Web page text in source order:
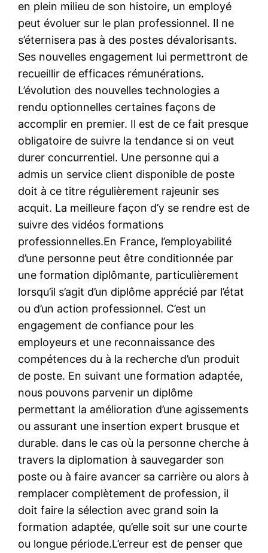
en plein milieu de son histoire, un employé
peut évoluer sur le plan professionnel. Il ne
s’éternisera pas à des postes dévalorisants.
Ses nouvelles engagement lui permettront de
recueillir de efficaces rémunérations.
L’évolution des nouvelles technologies a
rendu optionnelles certaines façons de
accomplir en premier. Il est de ce fait presque
obligatoire de suivre la tendance si on veut
durer concurrentiel. Une personne qui a
admis un service client disponible de poste
doit à ce titre régulièrement rajeunir ses
acquit. La meilleure façon d’y se rendre est de
suivre des vidéos formations
professionnelles.En France, l’employabilité
d’une personne peut être conditionnée par
une formation diplômante, particulièrement
lorsqu’il s’agit d’un diplôme apprécié par l’état
ou d’un action professionnel. C’est un
engagement de confiance pour les
employeurs et une reconnaissance des
compétences du à la recherche d’un produit
de poste. En suivant une formation adaptée,
nous pouvons parvenir un diplôme
permettant la amélioration d’une agissements
ou assurant une insertion expert brusque et
durable. dans le cas où la personne cherche à
travers la diplomation à sauvegarder son
poste ou à faire avancer sa carrière ou alors à
remplacer complètement de profession, il
doit faire la sélection avec grand soin la
formation adaptée, qu’elle soit sur une courte
ou longue période.L’erreur est de penser que